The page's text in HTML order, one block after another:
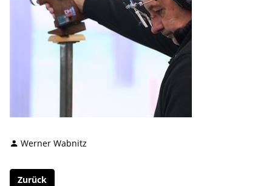
Werner Wabnitz
Zurück